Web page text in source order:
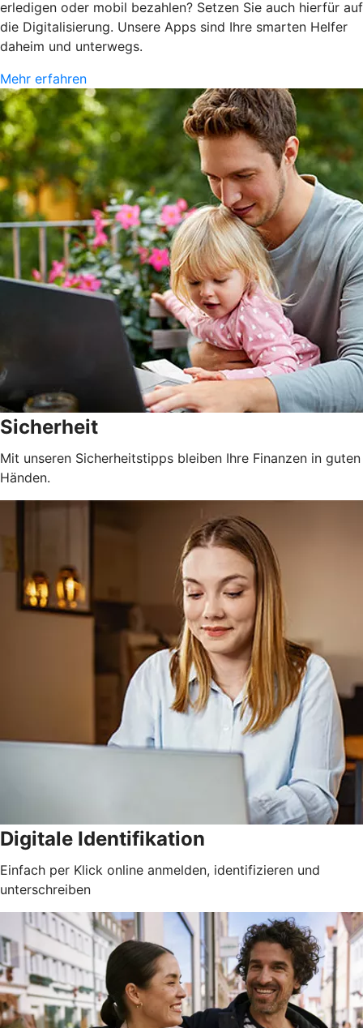
erledigen oder mobil bezahlen? Setzen Sie auch hierfür auf
die Digitalisierung. Unsere Apps sind Ihre smarten Helfer
daheim und unterwegs.
Mehr erfahren
Sicherheit
Mit unseren Sicherheitstipps bleiben Ihre Finanzen in guten
Händen.
Digitale Identifikation
Einfach per Klick online anmelden, identifizieren und
unterschreiben